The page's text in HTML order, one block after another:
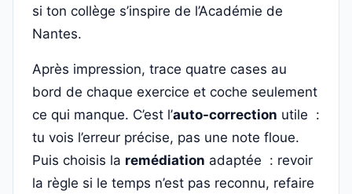
si ton collège s’inspire de l’Académie de
Nantes.
Après impression, trace quatre cases au
bord de chaque exercice et coche seulement
ce qui manque. C’est l’auto-correction utile :
tu vois l’erreur précise, pas une note floue.
Puis choisis la remédiation adaptée : revoir
la règle si le temps n’est pas reconnu, refaire